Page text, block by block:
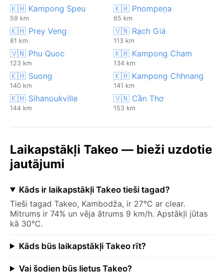
🇰🇭 Kampong Speu
59 km
🇰🇭 Pnompeņa
65 km
🇰🇭 Prey Veng
81 km
🇻🇳 Rạch Giá
113 km
🇻🇳 Phu Quoc
123 km
🇰🇭 Kampong Cham
134 km
🇰🇭 Suong
140 km
🇰🇭 Kampong Chhnang
141 km
🇰🇭 Sihanoukville
144 km
🇻🇳 Cần Thơ
153 km
Laikapstākļi Takeo — bieži uzdotie
jautājumi
Kāds ir laikapstākļi Takeo tieši tagad?
Tieši tagad Takeo, Kambodža, ir 27°C ar clear.
Mitrums ir 74% un vēja ātrums 9 km/h. Apstākļi jūtas
kā 30°C.
Kāds būs laikapstākļi Takeo rīt?
Vai šodien būs lietus Takeo?